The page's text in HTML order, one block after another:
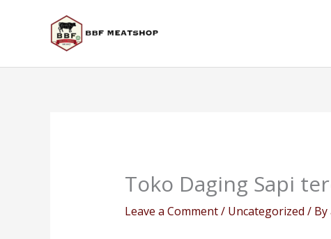
Toko Daging Sapi
Leave a Comment/ Uncategorized / By